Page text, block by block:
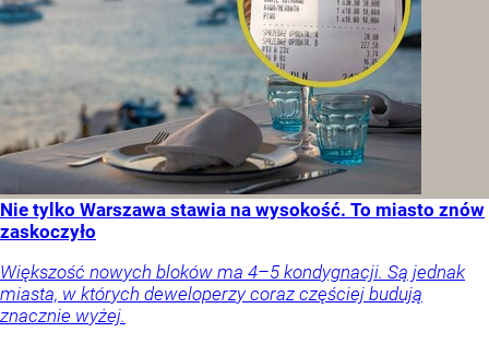
Nie tylko Warszawa stawia na wysokość. To miasto znów
zaskoczyło
Większość nowych bloków ma 4–5 kondygnacji. Są jednak
miasta, w których deweloperzy coraz częściej budują
znacznie wyżej.